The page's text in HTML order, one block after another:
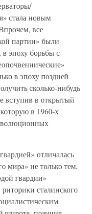
стала новым
все
партии» были
эпоху борьбы с
в эпоху поздней
сколько-нибудь
вступив в открытый
в 1960-х
отличалась
мира» не только тем,
гвардии»
сталинского